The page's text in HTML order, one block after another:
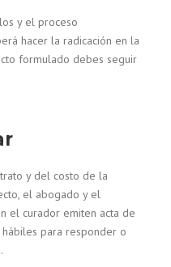
y el proceso
hacer la radicación en la
formulado debes seguir
y del costo de la
el abogado y el
el curador emiten acta de
para responder o